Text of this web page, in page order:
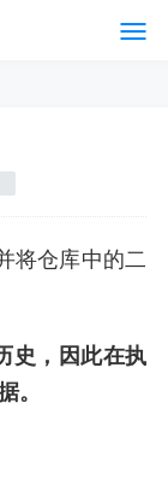
将仓库中的二
史，因此在执
。